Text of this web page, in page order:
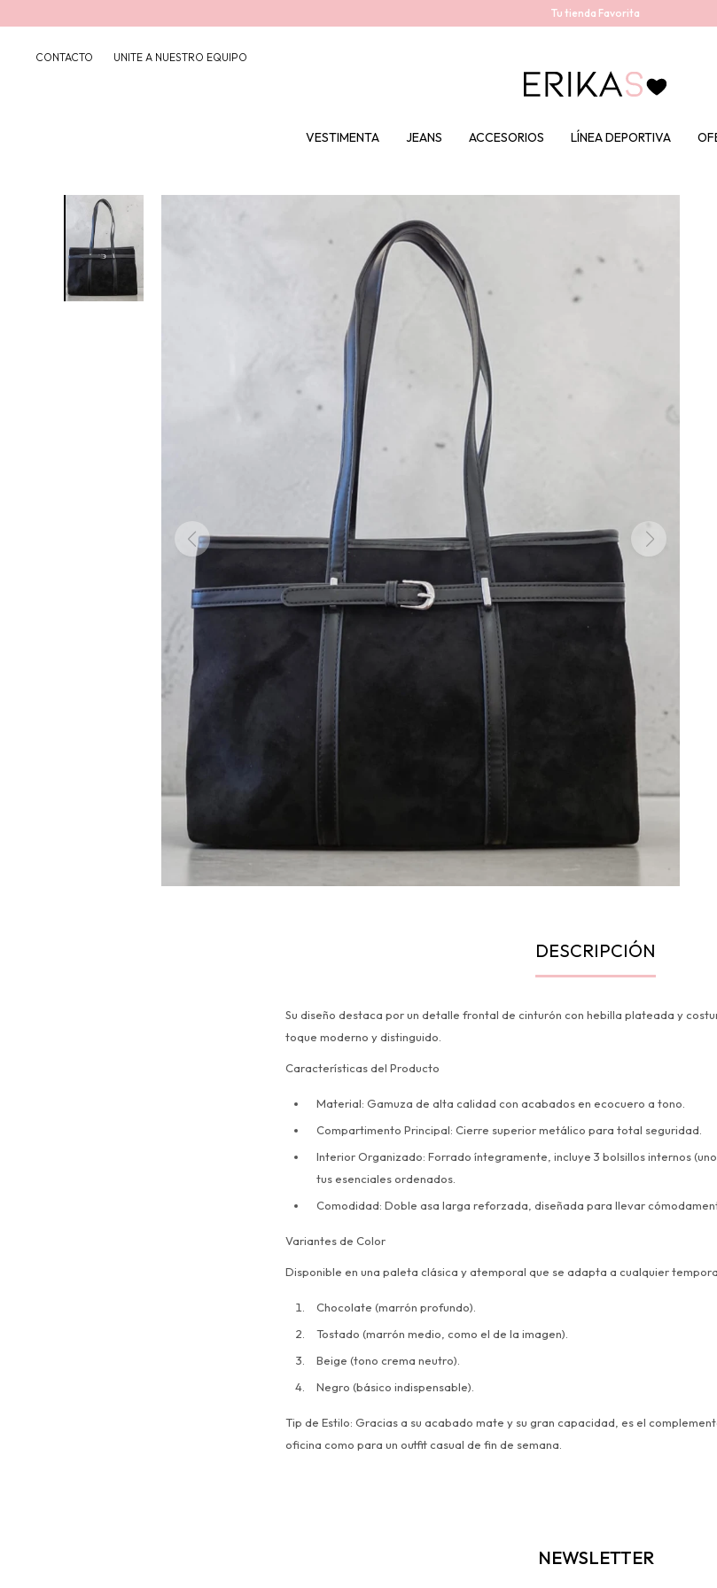
Tu tienda Favorita
VESTIMENTA JEANS ACCESORIOS LÍNEA DEPORTIVA
CONTACTO UNITE A NUESTRO EQUIPO
DESCRIPCIÓN
Su diseño destaca por un detalle frontal de cinturón con hebilla plateada y
toque moderno y distinguido.
Características del Producto
Material: Gamuza de alta calidad con acabados en ecocuero a tono.
Compartimento Principal: Cierre superior metálico para total seguridad.
Interior Organizado: Forrado íntegramente, incluye 3 bolsillos internos
tus esenciales ordenados.
Comodidad: Doble asa larga reforzada, diseñada para llevar
Variantes de Color
Disponible en una paleta clásica y atemporal que se adapta a cualquier
Chocolate (marrón profundo).
Tostado (marrón medio, como el de la imagen).
Beige (tono crema neutro).
Negro (básico indispensable).
Tip de Estilo: Gracias a su acabado mate y su gran capacidad, es el
oficina como para un outfit casual de fin de semana.
NEWSLETTER